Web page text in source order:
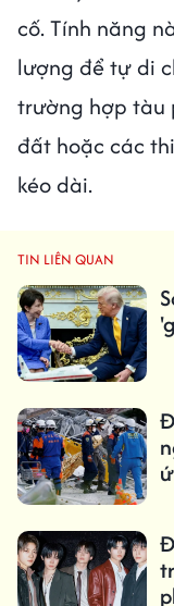
cố. Tính năng
lượng để tự di
trường hợp tàu
đất hoặc các
kéo dài.
TIN LIÊN QUAN